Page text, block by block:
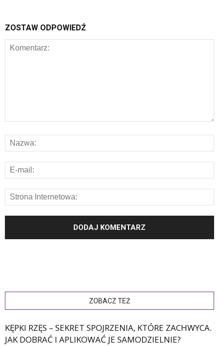
ZOSTAW ODPOWIEDŹ
ZOBACZ TEŻ
KĘPKI RZĘS – SEKRET SPOJRZENIA, KTÓRE ZACHWYCA.
JAK DOBRAĆ I APLIKOWAĆ JE SAMODZIELNIE?